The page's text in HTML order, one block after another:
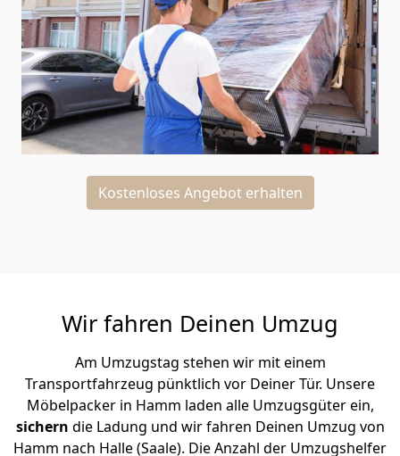
Kostenloses Angebot erhalten
Wir fahren Deinen Umzug
Am Umzugstag stehen wir mit einem
Transportfahrzeug pünktlich vor Deiner Tür. Unsere
Möbelpacker in Hamm laden alle Umzugsgüter ein,
sichern die Ladung und wir fahren Deinen Umzug von
Hamm nach Halle (Saale). Die Anzahl der Umzugshelfer